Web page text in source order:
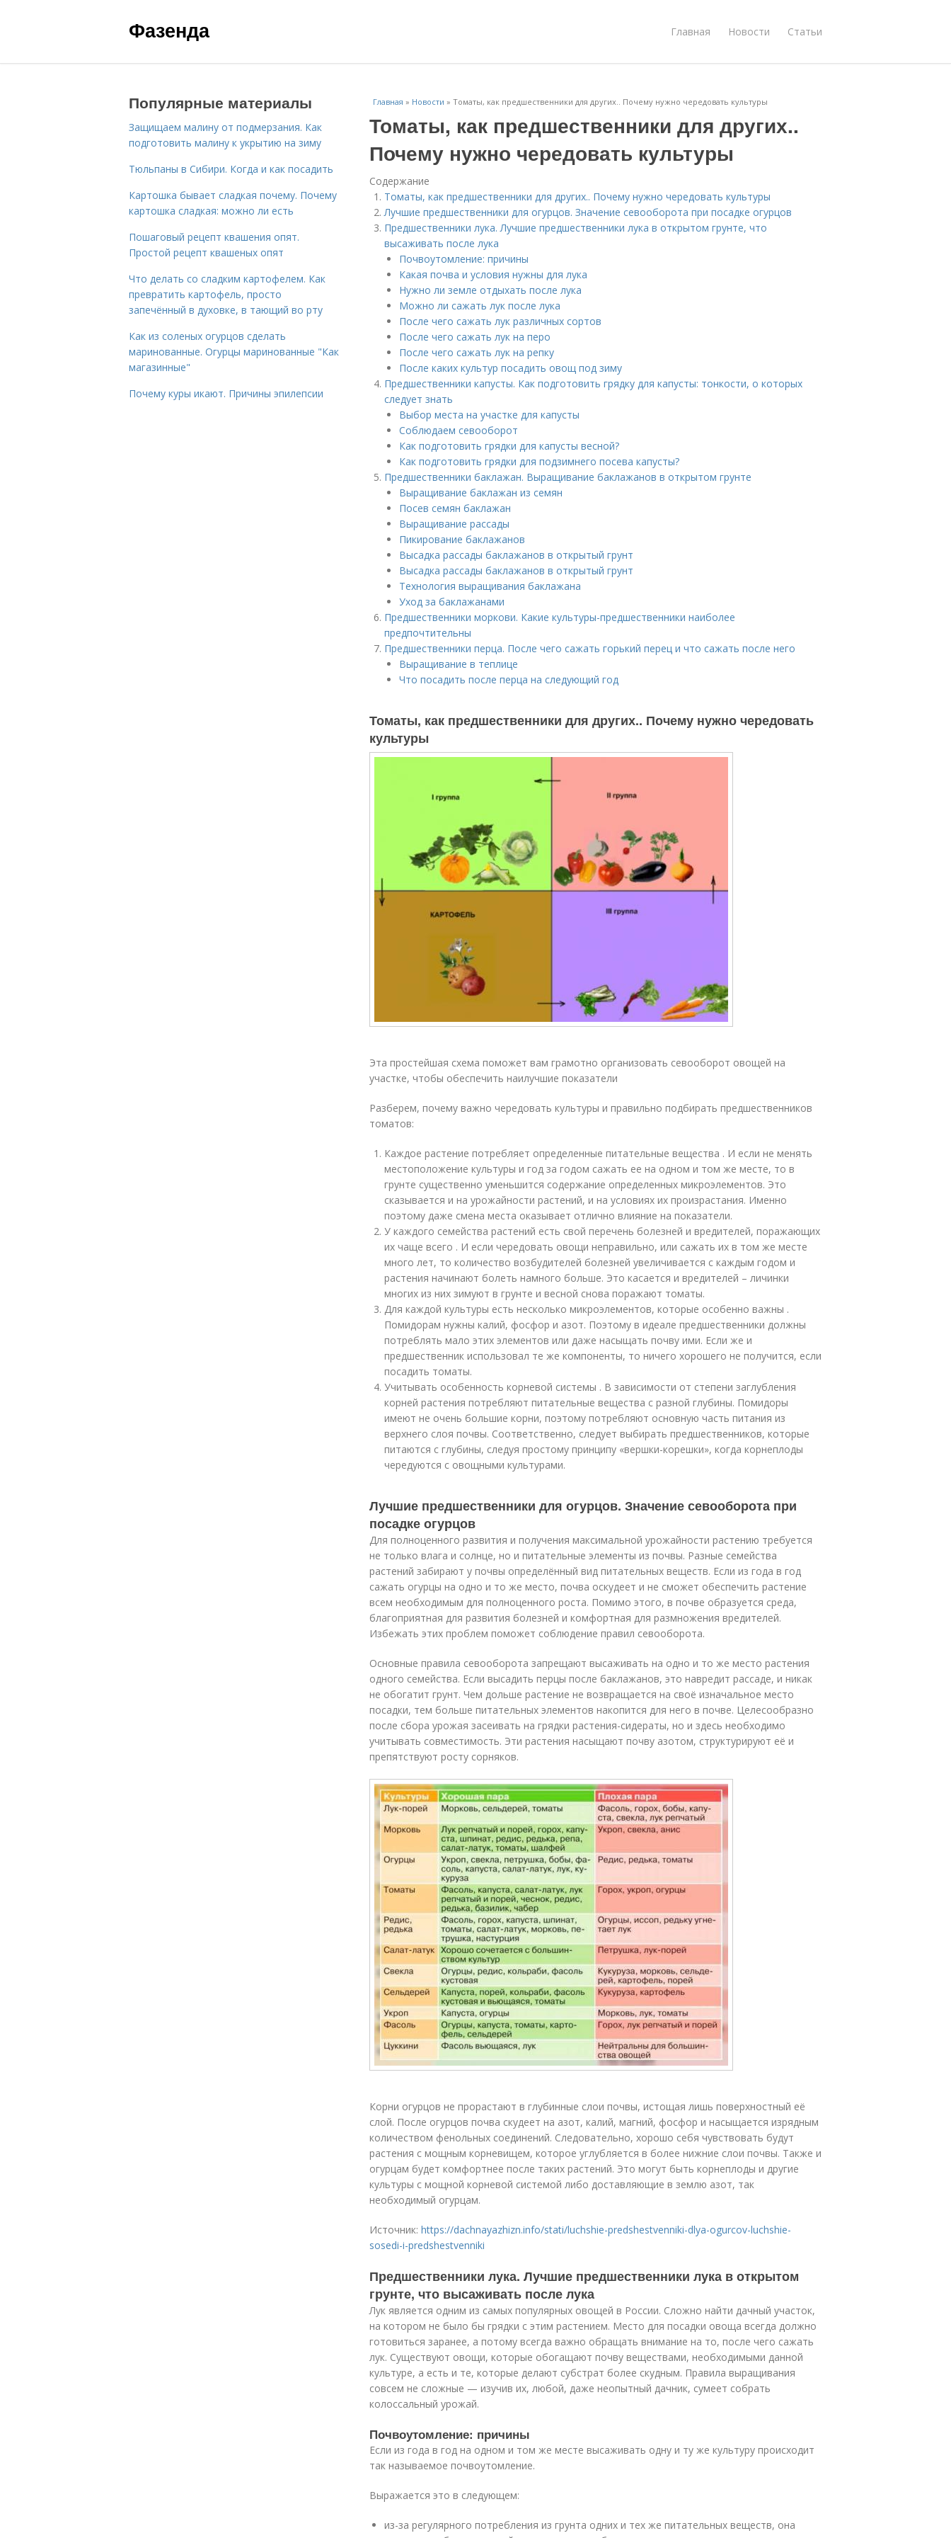
Фазенда Главная Новости Статьи
Главная » Новости » Томаты, как предшественники для других.. Почему нужно чередовать культуры
Томаты, как предшественники для других..
Почему нужно чередовать культуры
Содержание
Томаты, как предшественники для других.. Почему нужно чередовать культуры
Лучшие предшественники для огурцов. Значение севооборота при посадке огурцов
Предшественники лука. Лучшие предшественники лука в открытом грунте, что
высаживать после лука
Почвоутомление: причины
Какая почва и условия нужны для лука
Нужно ли земле отдыхать после лука
Можно ли сажать лук после лука
После чего сажать лук различных сортов
После чего сажать лук на перо
После чего сажать лук на репку
После каких культур посадить овощ под зиму
Предшественники капусты. Как подготовить грядку для капусты: тонкости, о которых
следует знать
Выбор места на участке для капусты
Соблюдаем севооборот
Как подготовить грядки для капусты весной?
Как подготовить грядки для подзимнего посева капусты?
Предшественники баклажан. Выращивание баклажанов в открытом грунте
Выращивание баклажан из семян
Посев семян баклажан
Выращивание рассады
Пикирование баклажанов
Высадка рассады баклажанов в открытый грунт
Высадка рассады баклажанов в открытый грунт
Технология выращивания баклажана
Уход за баклажанами
Предшественники моркови. Какие культуры-предшественники наиболее
предпочтительны
Предшественники перца. После чего сажать горький перец и что сажать после него
Выращивание в теплице
Что посадить после перца на следующий год
Томаты, как предшественники для других.. Почему нужно чередовать
культуры
Эта простейшая схема поможет вам грамотно организовать севооборот овощей на
участке, чтобы обеспечить наилучшие показатели
Разберем, почему важно чередовать культуры и правильно подбирать предшественников
томатов:
Каждое растение потребляет определенные питательные вещества . И если не менять
местоположение культуры и год за годом сажать ее на одном и том же месте, то в
грунте существенно уменьшится содержание определенных микроэлементов. Это
сказывается и на урожайности растений, и на условиях их произрастания. Именно
поэтому даже смена места оказывает отлично влияние на показатели.
У каждого семейства растений есть свой перечень болезней и вредителей, поражающих
их чаще всего . И если чередовать овощи неправильно, или сажать их в том же месте
много лет, то количество возбудителей болезней увеличивается с каждым годом и
растения начинают болеть намного больше. Это касается и вредителей – личинки
многих из них зимуют в грунте и весной снова поражают томаты.
Для каждой культуры есть несколько микроэлементов, которые особенно важны .
Помидорам нужны калий, фосфор и азот. Поэтому в идеале предшественники должны
потреблять мало этих элементов или даже насыщать почву ими. Если же и
предшественник использовал те же компоненты, то ничего хорошего не получится, если
посадить томаты.
Учитывать особенность корневой системы . В зависимости от степени заглубления
корней растения потребляют питательные вещества с разной глубины. Помидоры
имеют не очень большие корни, поэтому потребляют основную часть питания из
верхнего слоя почвы. Соответственно, следует выбирать предшественников, которые
питаются с глубины, следуя простому принципу «вершки-корешки», когда корнеплоды
чередуются с овощными культурами.
Лучшие предшественники для огурцов. Значение севооборота при
посадке огурцов
Для полноценного развития и получения максимальной урожайности растению требуется
не только влага и солнце, но и питательные элементы из почвы. Разные семейства
растений забирают у почвы определённый вид питательных веществ. Если из года в год
сажать огурцы на одно и то же место, почва оскудеет и не сможет обеспечить растение
всем необходимым для полноценного роста. Помимо этого, в почве образуется среда,
благоприятная для развития болезней и комфортная для размножения вредителей.
Избежать этих проблем поможет соблюдение правил севооборота.
Основные правила севооборота запрещают высаживать на одно и то же место растения
одного семейства. Если высадить перцы после баклажанов, это навредит рассаде, и никак
не обогатит грунт. Чем дольше растение не возвращается на своё изначальное место
посадки, тем больше питательных элементов накопится для него в почве. Целесообразно
после сбора урожая засеивать на грядки растения-сидераты, но и здесь необходимо
учитывать совместимость. Эти растения насыщают почву азотом, структурируют её и
препятствуют росту сорняков.
Корни огурцов не прорастают в глубинные слои почвы, истощая лишь поверхностный её
слой. После огурцов почва скудеет на азот, калий, магний, фосфор и насыщается изрядным
количеством фенольных соединений. Следовательно, хорошо себя чувствовать будут
растения с мощным корневищем, которое углубляется в более нижние слои почвы. Также и
огурцам будет комфортнее после таких растений. Это могут быть корнеплоды и другие
культуры с мощной корневой системой либо доставляющие в землю азот, так
необходимый огурцам.
Источник: https://dachnayazhizn.info/stati/luchshie-predshestvenniki-dlya-ogurcov-luchshie-
sosedi-i-predshestvenniki
Предшественники лука. Лучшие предшественники лука в открытом
грунте, что высаживать после лука
Лук является одним из самых популярных овощей в России. Сложно найти дачный участок,
на котором не было бы грядки с этим растением. Место для посадки овоща всегда должно
готовиться заранее, а потому всегда важно обращать внимание на то, после чего сажать
лук. Существуют овощи, которые обогащают почву веществами, необходимыми данной
культуре, а есть и те, которые делают субстрат более скудным. Правила выращивания
совсем не сложные — изучив их, любой, даже неопытный дачник, сумеет собрать
колоссальный урожай.
Почвоутомление: причины
Если из года в год на одном и том же месте высаживать одну и ту же культуру происходит
так называемое почвоутомление.
Выражается это в следующем:
из-за регулярного потребления из грунта одних и тех же питательных веществ, она
Популярные материалы
Защищаем малину от подмерзания. Как
подготовить малину к укрытию на зиму
Тюльпаны в Сибири. Когда и как посадить
Картошка бывает сладкая почему. Почему
картошка сладкая: можно ли есть
Пошаговый рецепт квашения опят.
Простой рецепт квашеных опят
Что делать со сладким картофелем. Как
превратить картофель, просто
запечённый в духовке, в тающий во рту
Как из соленых огурцов сделать
маринованные. Огурцы маринованные "Как
магазинные"
Почему куры икают. Причины эпилепсии